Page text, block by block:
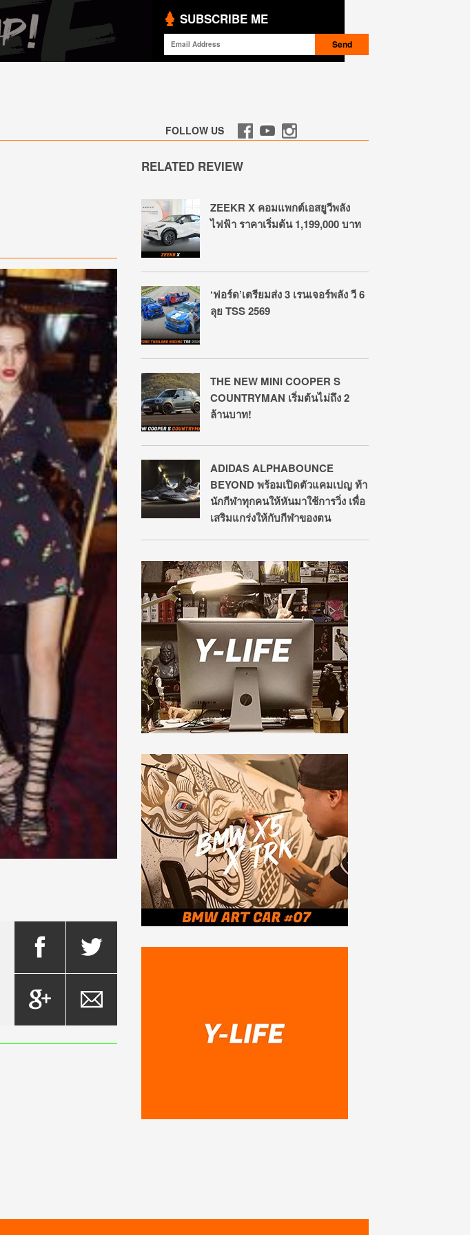
SUBSCRIBE ME
FOLLOW US
RELATED REVIEW
ZEEKR X คอมแพกต์เอสยูวีพลัง
ไฟฟ้า ราคาเริ่มต้น 1,199,000 บาท
‘ฟอร์ด’เตรียมส่ง 3 เรนเจอร์พลัง วี 6
ลุย TSS 2569
THE NEW MINI COOPER S
COUNTRYMAN เริ่มต้นไม่ถึง 2
ล้านบาท!
ADIDAS ALPHABOUNCE
BEYOND พร้อมเปิดตัวแคมเปญ ท้า
นักกีฬาทุกคนให้หันมาใช้การวิ่ง เพื่อ
เสริมแกร่งให้กับกีฬาของตน